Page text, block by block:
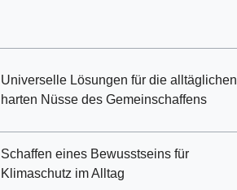
Universelle Lösungen für die alltäglichen
harten Nüsse des Gemeinschaffens
Schaffen eines Bewusstseins für
Klimaschutz im Alltag